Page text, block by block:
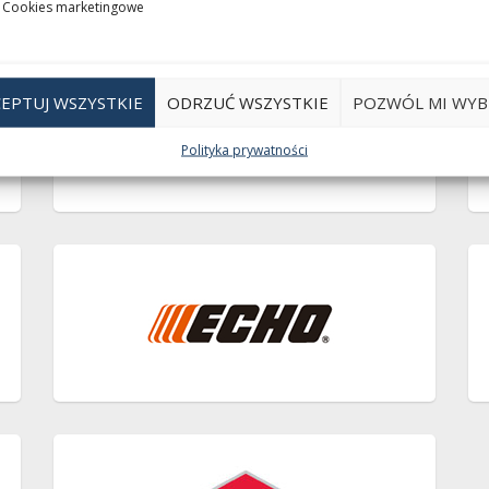
Cookies marketingowe
WSZYSTKIE ODRZUĆ WSZYSTKIE POZWÓL MI
Polityka prywatności